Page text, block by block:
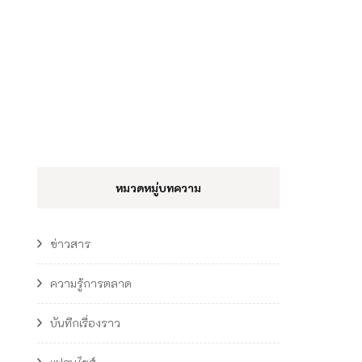
หมวดหมู่บทความ
ข่าวสาร
ความรู้การตลาด
บันทึกเรื่องราว